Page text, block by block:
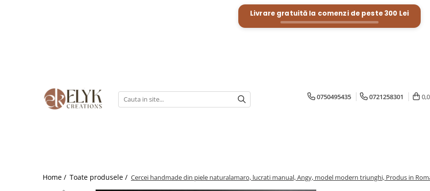
Livrare gratuită la comenzi de peste300 Lei
0750495435 0721258301
Home / Toate produsele / Cercei handmade din piele naturalamaro, lucrati manual, Angy, model modern triunghi, Produs in